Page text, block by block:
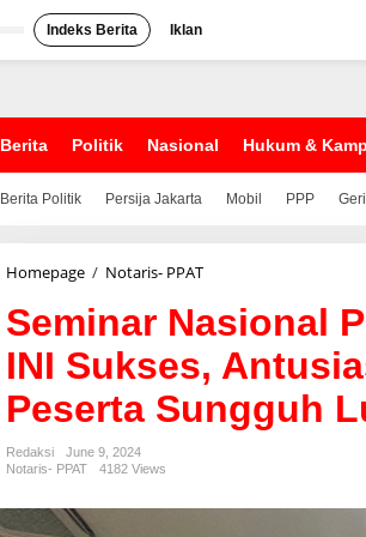
Indeks Berita Iklan
Berita Politik Nasional Hukum &
Berita Politik Persija Jakarta Mobil PPP
Homepage / Notaris- PPAT
m
i
a
r
N
o
Seminar Nasional
INI Sukses,
Peserta Sungguh
Redaksi
June 9, 2024
Notaris- PPAT
4182 Views